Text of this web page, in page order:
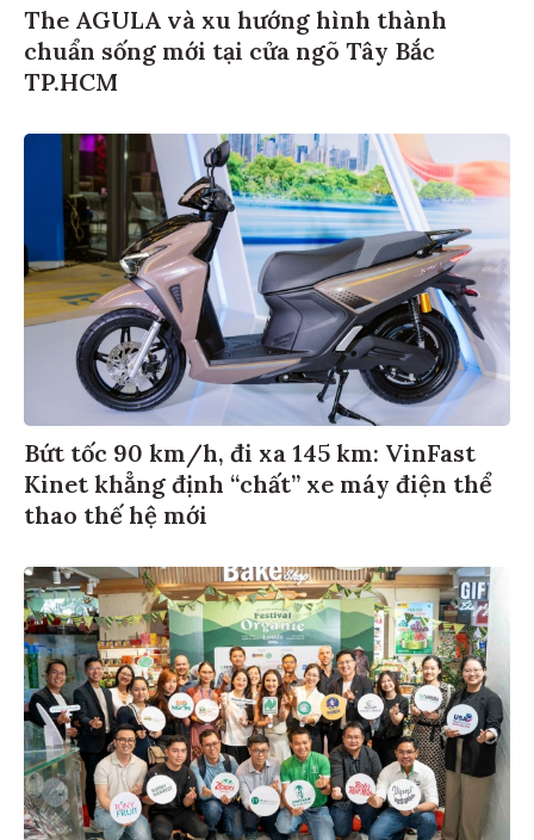
The AGULA và xu hướng hình thành
chuẩn sống mới tại cửa ngõ Tây Bắc
TP.HCM
Bứt tốc 90 km/h, đi xa 145 km: VinFast
Kinet khẳng định “chất” xe máy điện thể
thao thế hệ mới